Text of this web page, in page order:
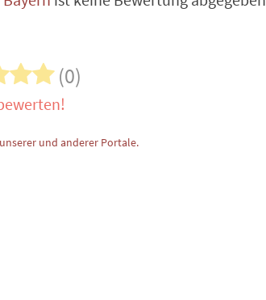
(0)
und anderer Portale.